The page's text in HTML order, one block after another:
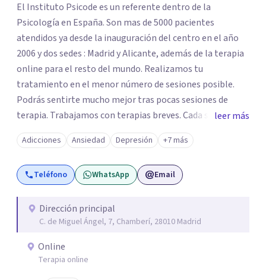
El Instituto Psicode es un referente dentro de la
Psicología en España. Son mas de 5000 pacientes
atendidos ya desde la inauguración del centro en el año
2006 y dos sedes : Madrid y Alicante, además de la terapia
online para el resto del mundo. Realizamos tu
tratamiento en el menor número de sesiones posible.
Podrás sentirte mucho mejor tras pocas sesiones de
terapia. Trabajamos con terapias breves. Cada sesión de
terapia te resultará de utilidad y te ayudará a conseguir
tus objetivos. Entre nuestras especialidades destaca la
terapia de pareja y sexual, así como el tratamiento de
problemas emocionales, obsesiones, ansiedad , estrés,
además con un servicio de hipnosis regresiva para el
trabajo de "Terapia del Alma".
leer más
Adicciones Ansiedad Depresión +7 más
Teléfono WhatsApp Email
Dirección principal
C. de Miguel Ángel, 7, Chamberí, 28010 Madrid
Online
Terapia online